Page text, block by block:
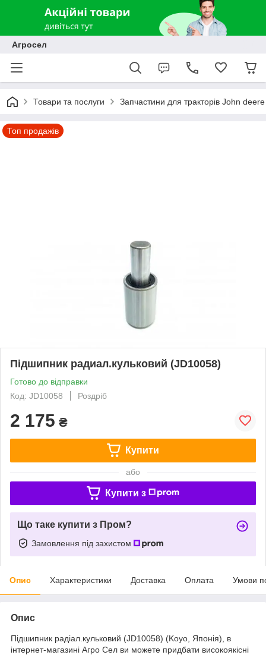
Агросел
Товари та послуги Запчастини для тракторів John deere
Топ продажів
Підшипник радиал.кульковий (JD10058)
Готово до відправки
Код: JD10058
Роздріб
2 175 ₴
Купити
або
Купити з
Що таке купити з Пром?
Замовлення під захистом
Опис Характеристики Доставка Оплата Умови
Опис
Підшипник радіал.кульковий (JD10058) (Koyo, Японія), в
інтернет-магазині Агро Сел ви можете придбати високоякісні